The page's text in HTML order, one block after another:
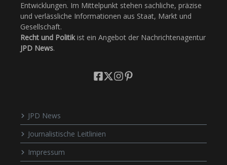
Entwicklungen. Im Mittelpunkt stehen sachliche, präzise
und verlässliche Informationen aus Staat, Markt und
Gesellschaft.
Recht und Politikist ein Angebot der Nachrichtenagentur
JPD News.
JPD News
Journalistische Leitlinien
Impressum